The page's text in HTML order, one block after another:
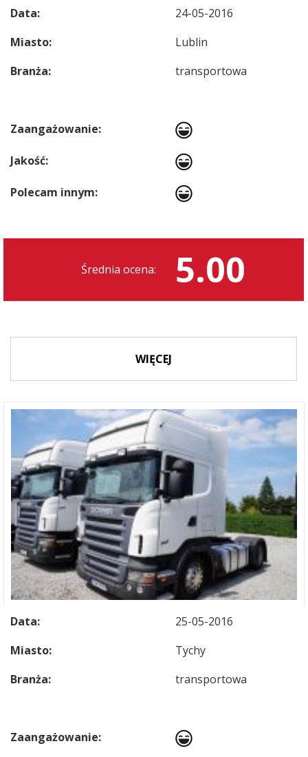
Data:
24-05-2016
Miasto:
Lublin
Branża:
transportowa
Zaangażowanie:
Jakość:
Polecam innym:
Średnia ocena: 5.00
WIĘCEJ
Data:
25-05-2016
Miasto:
Tychy
Branża:
transportowa
Zaangażowanie: